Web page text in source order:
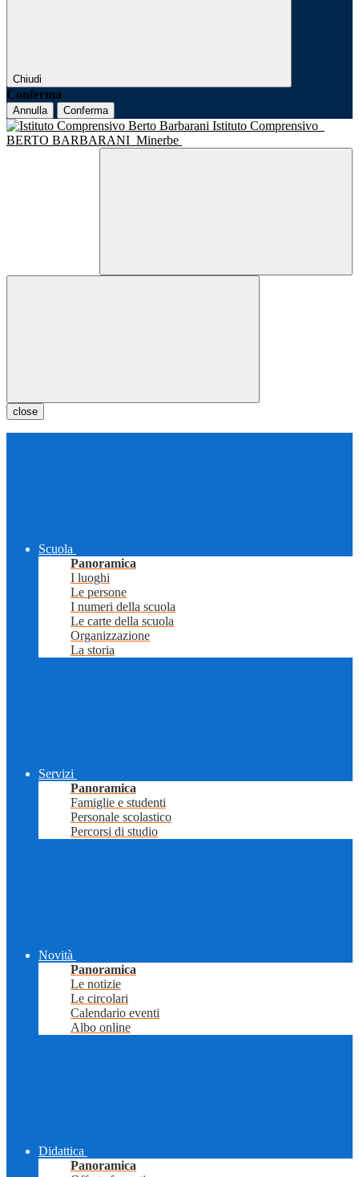
Chiudi
Conferma
Annulla Conferma
Istituto Comprensivo
BERTO BARBARANI Minerbe
close
Scuola
Panoramica
I luoghi
Le persone
I numeri della scuola
Le carte della scuola
Organizzazione
La storia
Servizi
Panoramica
Famiglie e studenti
Personale scolastico
Percorsi di studio
Novità
Panoramica
Le notizie
Le circolari
Calendario eventi
Albo online
Didattica
Panoramica